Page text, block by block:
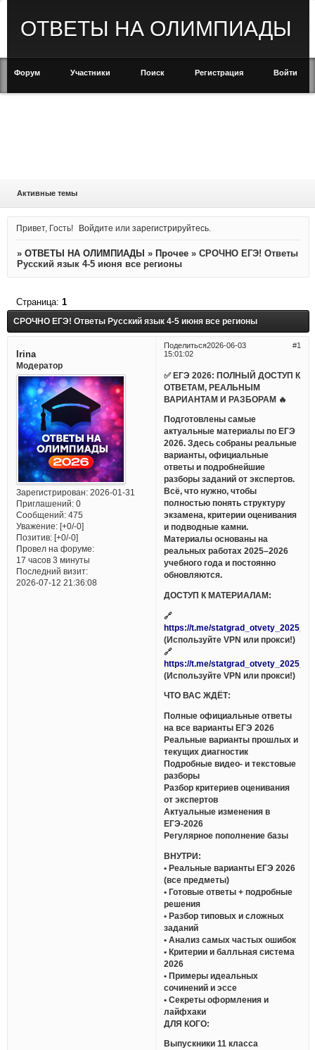
ОТВЕТЫ НА ОЛИМПИАДЫ
Форум Участники Поиск Регистрация Войти
Активные темы
Привет, Гость! Войдите илизарегистрируйтесь
» ОТВЕТЫ НА ОЛИМПИАДЫ » Прочее » СРОЧНО ЕГЭ! Ответы
Русский язык 4-5 июня все регионы
СРОЧНО ЕГЭ! Ответы Русский язык 4-5 июня все регионы
Страница: 1
Поделиться 1
2026-06-03
15:01:02
Irina
Модератор
Зарегистрирован: 2026-01-31
Приглашений:0
Сообщений:475
Уважение: [+0/-0]
Позитив: [+0/-0]
Провел на форуме:
17 часов 3 минуты
Последний визит:
2026-07-12 21:36:08
✅ ЕГЭ 2026: ПОЛНЫЙ ДОСТУП К
ОТВЕТАМ, РЕАЛЬНЫМ
ВАРИАНТАМ И РАЗБОРАМ 🔥
Подготовлены самые
актуальные материалы по ЕГЭ
2026. Здесь собраны реальные
варианты, официальные
ответы и подробнейшие
разборы заданий от экспертов.
Всё, что нужно, чтобы
полностью понять структуру
экзамена, критерии оценивания
и подводные камни.
Материалы основаны на
реальных работах 2025–2026
учебного года и постоянно
обновляются.
ДОСТУП К МАТЕРИАЛАМ:
🔗
https://t.me/
(Используйте VPN или прокси!)
🔗
https://t.me/
(Используйте VPN или прокси!)
ЧТО ВАС ЖДЁТ:
Полные официальные ответы
на все варианты ЕГЭ 2026
Реальные варианты прошлых и
текущих диагностик
Подробные видео- и текстовые
разборы
Разбор критериев оценивания
от экспертов
Актуальные изменения в
ЕГЭ-2026
Регулярное пополнение базы
ВНУТРИ:
• Реальные варианты ЕГЭ 2026
(все предметы)
• Готовые ответы + подробные
решения
• Разбор типовых и сложных
заданий
• Анализ самых частых ошибок
• Критерии и балльная система
2026
• Примеры идеальных
сочинений и эссе
• Секреты оформления и
лайфхаки
ДЛЯ КОГО:
Выпускники 11 класса